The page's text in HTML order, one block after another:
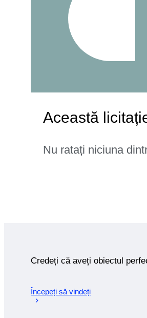
Această
Nu ratați niciuna
Credeți că aveți obiectul
Începeți să vindeți